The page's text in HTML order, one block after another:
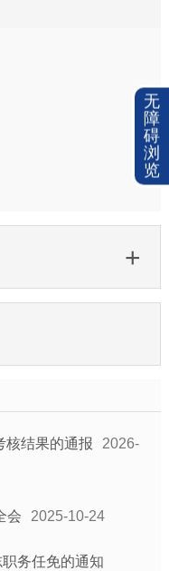
核结果的通报
2026-
会 2025-10-24
务任免的通知
无
障
碍
浏
览